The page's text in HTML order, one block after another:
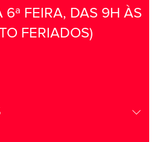
6ª FEIRA, DAS 9H ÀS
FERIADOS)